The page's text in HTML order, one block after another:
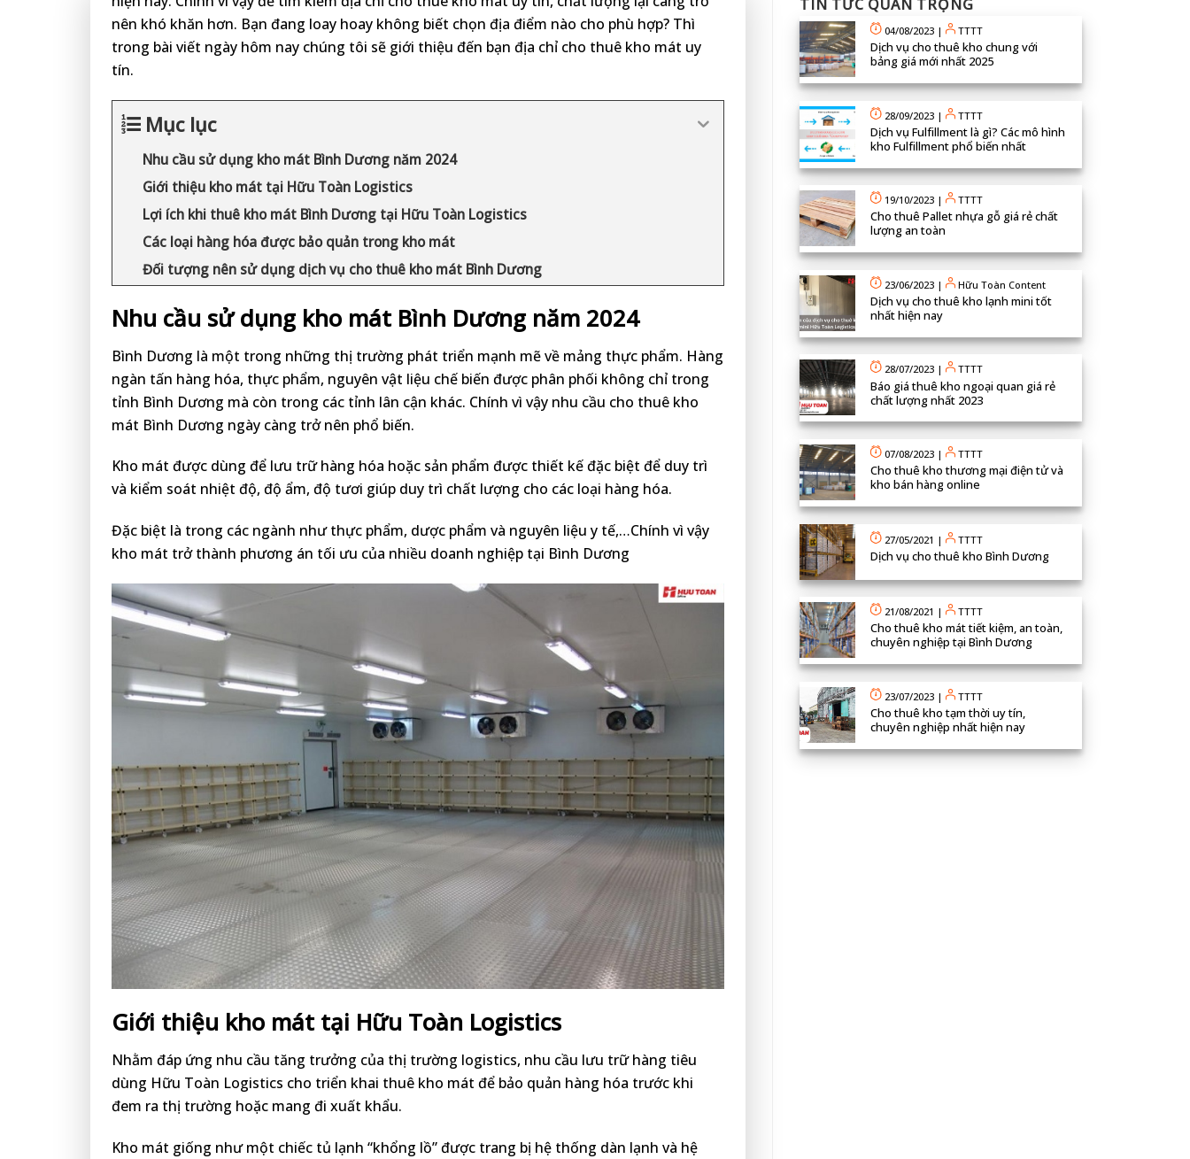
nên khó khăn hơn. Bạn đang loay hoay không biết chọn địa điểm nào cho phù hợp? Thì
trong bài viết ngày hôm nay chúng tôi sẽ giới thiệu đến bạn địa chỉ cho thuê kho mát uy
tín.
Mục lục
Nhu cầu sử dụng kho mát Bình Dương năm 2024
Giới thiệu kho mát tại Hữu Toàn Logistics
Lợi ích khi thuê kho mát Bình Dương tại Hữu Toàn Logistics
Các loại hàng hóa được bảo quản trong kho mát
Đối tượng nên sử dụng dịch vụ cho thuê kho mát Bình Dương
Nhu cầu sử dụng kho mát Bình Dương năm 2024
Bình Dương là một trong những thị trường phát triển mạnh mẽ về mảng thực phẩm. Hàng
ngàn tấn hàng hóa, thực phẩm, nguyên vật liệu chế biến được phân phối không chỉ trong
tỉnh Bình Dương mà còn trong các tỉnh lân cận khác. Chính vì vậy nhu cầu cho thuê kho
mát Bình Dương ngày càng trở nên phổ biến.
Kho mát được dùng để lưu trữ hàng hóa hoặc sản phẩm được thiết kế đặc biệt để duy trì
và kiểm soát nhiệt độ, độ ẩm, độ tươi giúp duy trì chất lượng cho các loại hàng hóa.
Đặc biệt là trong các ngành như thực phẩm, dược phẩm và nguyên liệu y tế,…Chính vì vậy
kho mát trở thành phương án tối ưu của nhiều doanh nghiệp tại Bình Dương
Giới thiệu kho mát tại Hữu Toàn Logistics
Nhằm đáp ứng nhu cầu tăng trưởng của thị trường logistics, nhu cầu lưu trữ hàng tiêu
dùng Hữu Toàn Logistics cho triển khai thuê kho mát để bảo quản hàng hóa trước khi
đem ra thị trường hoặc mang đi xuất khẩu.
Kho mát giống như một chiếc tủ lạnh “khổng lồ” được trang bị hệ thống dàn lạnh và hệ
TIN TỨC QUAN TRỌNG
04/08/2023 | TTTT
Dịch vụ cho thuê kho chung với
bảng giá mới nhất 2025
28/09/2023 | TTTT
Dịch vụ Fulfillment là gì? Các mô hình
kho Fulfillment phổ biến nhất
19/10/2023 | TTTT
Cho thuê Pallet nhựa gỗ giá rẻ chất
lượng an toàn
23/06/2023 | Hữu Toàn Content
Dịch vụ cho thuê kho lạnh mini tốt
nhất hiện nay
28/07/2023 | TTTT
Báo giá thuê kho ngoại quan giá rẻ
chất lượng nhất 2023
07/08/2023 | TTTT
Cho thuê kho thương mại điện tử và
kho bán hàng online
27/05/2021 | TTTT
Dịch vụ cho thuê kho Bình Dương
21/08/2021 | TTTT
Cho thuê kho mát tiết kiệm, an toàn,
chuyên nghiệp tại Bình Dương
23/07/2023 | TTTT
Cho thuê kho tạm thời uy tín,
chuyên nghiệp nhất hiện nay